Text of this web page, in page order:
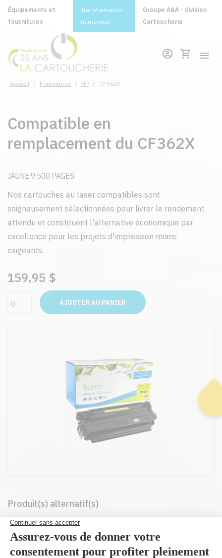
Équipements et
fournitures
Transformation
numérique
Groupe A&A - division
Cartoucherie
Accueil / Fournitures / HP / CF362X
Compatible en
remplacement du CF362X
JAUNE 9,500 PAGES
Nos cartouches au laser compatibles sont
soigneusement sélectionnées pour livrer le rendement
attendu et constituent l'alternative économique par
excellence pour les projets d'impression moins
exigeants.
159,95 $
AJOUTER AU PANIER
Produit(s) alternatif(s)
CF362X - Original
jaune 9,500 pages